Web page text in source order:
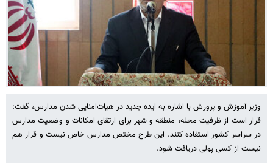
وزیر آموزش و پرورش با اشاره به ایده جدید در هیات‌امنایی شدن مدارس، گفت:
قرار است از ظرفیت محله، منطقه و شهر برای ارتقای امکانات و وضعیت مدارس
در سراسر کشور استفاده کنند. این طرح مختص مدارس خاص نیست و قرار هم
نیست از کسی پولی دریافت شود.